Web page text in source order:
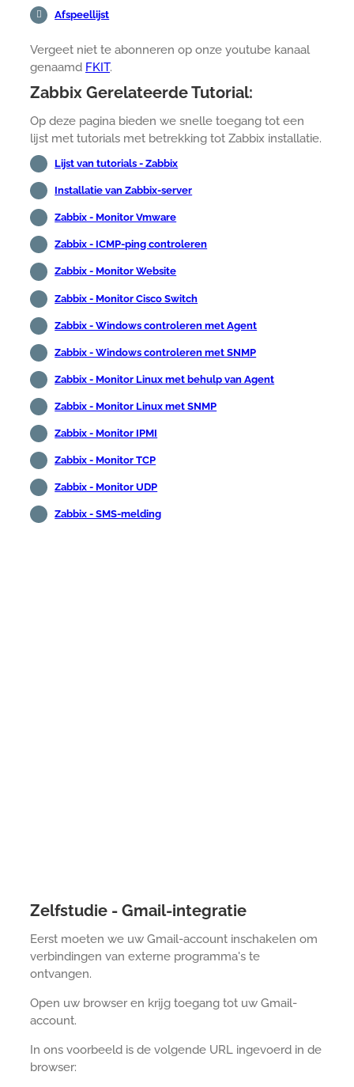
Afspeellijst
Vergeet niet te abonneren op onze youtube kanaal
genaamd FKIT.
Zabbix Gerelateerde Tutorial:
Op deze pagina bieden we snelle toegang tot een
lijst met tutorials met betrekking tot Zabbix installatie.
Lijst van tutorials - Zabbix
Installatie van Zabbix-server
Zabbix - Monitor Vmware
Zabbix - ICMP-ping controleren
Zabbix - Monitor Website
Zabbix - Monitor Cisco Switch
Zabbix - Windows controleren met Agent
Zabbix - Windows controleren met SNMP
Zabbix - Monitor Linux met behulp van Agent
Zabbix - Monitor Linux met SNMP
Zabbix - Monitor IPMI
Zabbix - Monitor TCP
Zabbix - Monitor UDP
Zabbix - SMS-melding
Zelfstudie - Gmail-integratie
Eerst moeten we uw Gmail-account inschakelen om
verbindingen van externe programma's te
ontvangen.
Open uw browser en krijg toegang tot uw Gmail-
account.
In ons voorbeeld is de volgende URL ingevoerd in de
browser: